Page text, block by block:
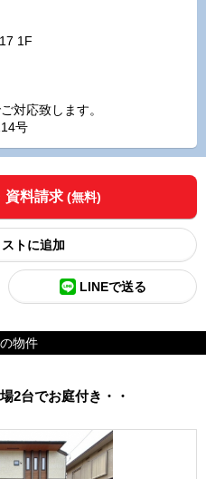
1F
対応致します。
号
資料請求 (無料)
ト
LINEで送る
物件
2台でお庭付き・・